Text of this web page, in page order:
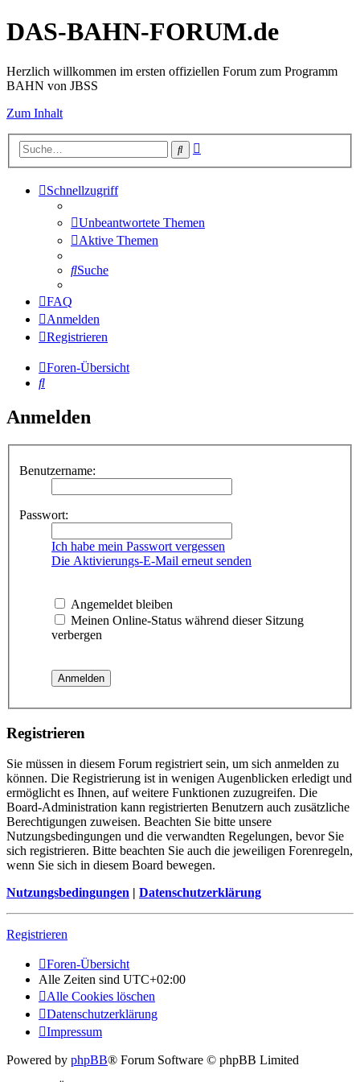
DAS-BAHN-FORUM.de
Herzlich willkommen im ersten offiziellen Forum zum Programm
BAHN von JBSS
Zum Inhalt
Suche
Schnellzugriff
Unbeantwortete Themen
Aktive Themen
Suche
FAQ
Anmelden
Registrieren
Foren-Übersicht
Suche
Anmelden
Benutzername:
Passwort:
Ich habe mein Passwort vergessen
Die Aktivierungs-E-Mail erneut senden
Angemeldet bleiben
Meinen Online-Status während dieser Sitzung
verbergen
Registrieren
Sie müssen in diesem Forum registriert sein, um sich anmelden zu
können. Die Registrierung ist in wenigen Augenblicken erledigt und
ermöglicht es Ihnen, auf weitere Funktionen zuzugreifen. Die
Board-Administration kann registrierten Benutzern auch zusätzliche
Berechtigungen zuweisen. Beachten Sie bitte unsere
Nutzungsbedingungen und die verwandten Regelungen, bevor Sie
sich registrieren. Bitte beachten Sie auch die jeweiligen Forenregeln,
wenn Sie sich in diesem Board bewegen.
Nutzungsbedingungen | Datenschutzerklärung
Registrieren
Foren-Übersicht
Alle Zeiten sind UTC+02:00
Alle Cookies löschen
Datenschutzerklärung
Impressum
Powered by phpBB® Forum Software © phpBB Limited